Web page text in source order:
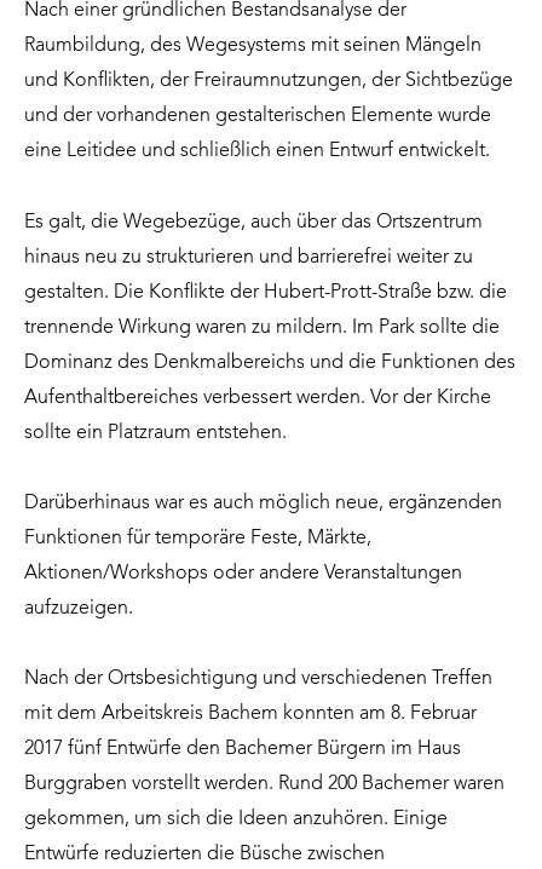
Nach einer gründlichen Bestandsanalyse der
Raumbildung, des Wegesystems mit seinen Mängeln
und Konflikten, der Freiraumnutzungen, der Sichtbezüge
und der vorhandenen gestalterischen Elemente wurde
eine Leitidee und schließlich einen Entwurf entwickelt.
Es galt, die Wegebezüge, auch über das Ortszentrum
hinaus neu zu strukturieren und barrierefrei weiter zu
gestalten. Die Konflikte der Hubert-Prott-Straße bzw. die
trennende Wirkung waren zu mildern. Im Park sollte die
Dominanz des Denkmalbereichs und die Funktionen des
Aufenthaltbereiches verbessert werden. Vor der Kirche
sollte ein Platzraum entstehen.
Darüberhinaus war es auch möglich neue, ergänzenden
Funktionen für temporäre Feste, Märkte,
Aktionen/Workshops oder andere Veranstaltungen
aufzuzeigen.
Nach der Ortsbesichtigung und verschiedenen Treffen
mit dem Arbeitskreis Bachem konnten am 8. Februar
2017 fünf Entwürfe den Bachemer Bürgern im Haus
Burggraben vorstellt werden. Rund 200 Bachemer waren
gekommen, um sich die Ideen anzuhören. Einige
Entwürfe reduzierten die Büsche zwischen